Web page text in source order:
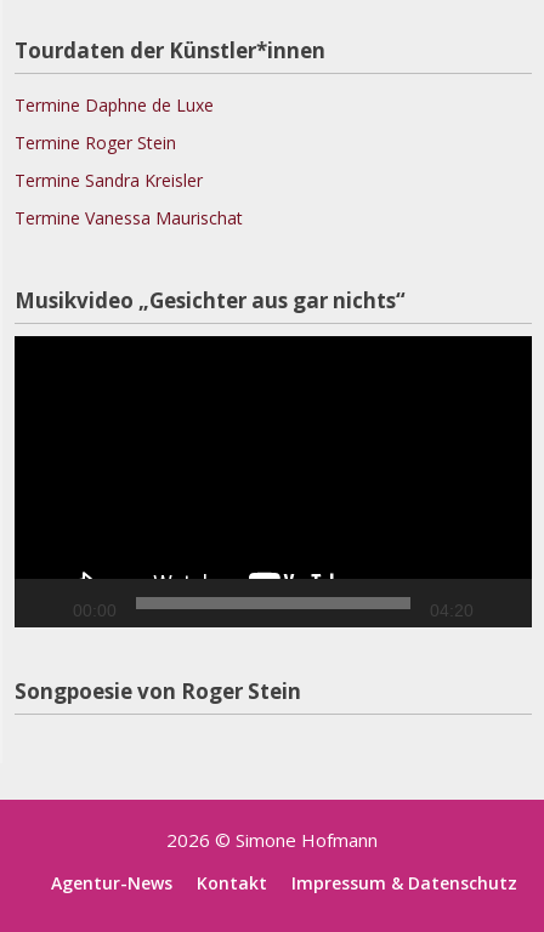
Tourdaten der Künstler*innen
Termine Daphne de Luxe
Termine Roger Stein
Termine Sandra Kreisler
Termine Vanessa Maurischat
Musikvideo „Gesichter aus gar nichts“
00:00 04:20
Songpoesie von Roger Stein
2026 © Simone Hofmann
Agentur-News Kontakt Impressum & Datenschutz